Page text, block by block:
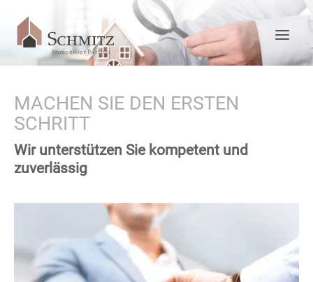
MACHEN SIE DEN ERSTEN
SCHRITT
Wir unterstützen Sie kompetent und
zuverlässig